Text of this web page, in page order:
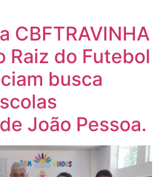
CBFTRAVINHA
Raiz do Futebol
busca
João Pessoa.